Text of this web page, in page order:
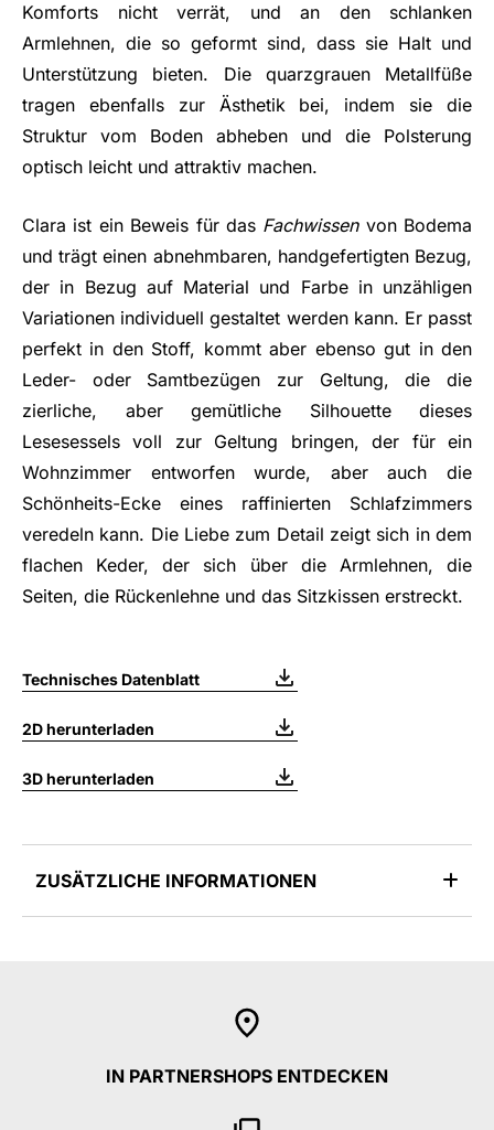
Komforts nicht verrät, und an den schlanken
Armlehnen, die so geformt sind, dass sie Halt und
Unterstützung bieten. Die quarzgrauen Metallfüße
tragen ebenfalls zur Ästhetik bei, indem sie die
Struktur vom Boden abheben und die Polsterung
optisch leicht und attraktiv machen.
Clara ist ein Beweis für das Fachwissenvon Bodema
und trägt einen abnehmbaren, handgefertigten Bezug,
der in Bezug auf Material und Farbe in unzähligen
Variationen individuell gestaltet werden kann. Er passt
perfekt in den Stoff, kommt aber ebenso gut in den
Leder- oder Samtbezügen zur Geltung, die die
zierliche, aber gemütliche Silhouette dieses
Lesesessels voll zur Geltung bringen, der für ein
Wohnzimmer entworfen wurde, aber auch die
Schönheits-Ecke eines raffinierten Schlafzimmers
veredeln kann. Die Liebe zum Detail zeigt sich in dem
flachen Keder, der sich über die Armlehnen, die
Seiten, die Rückenlehne und das Sitzkissen erstreckt.
Technisches Datenblatt
2D herunterladen
3D herunterladen
ZUSÄTZLICHE INFORMATIONEN
IN PARTNERSHOPS ENTDECKEN